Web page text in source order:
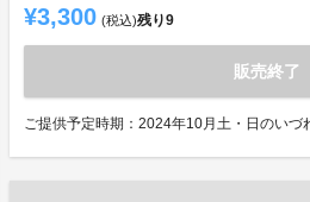
¥3,300 (税込)残り9
販売終了
ご提供予定時期：2024年10月土・日のいづ